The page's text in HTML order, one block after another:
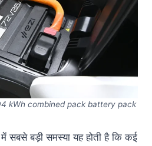
kWh combined pack battery pack
सबसे बड़ी समस्या यह होती है कि कई